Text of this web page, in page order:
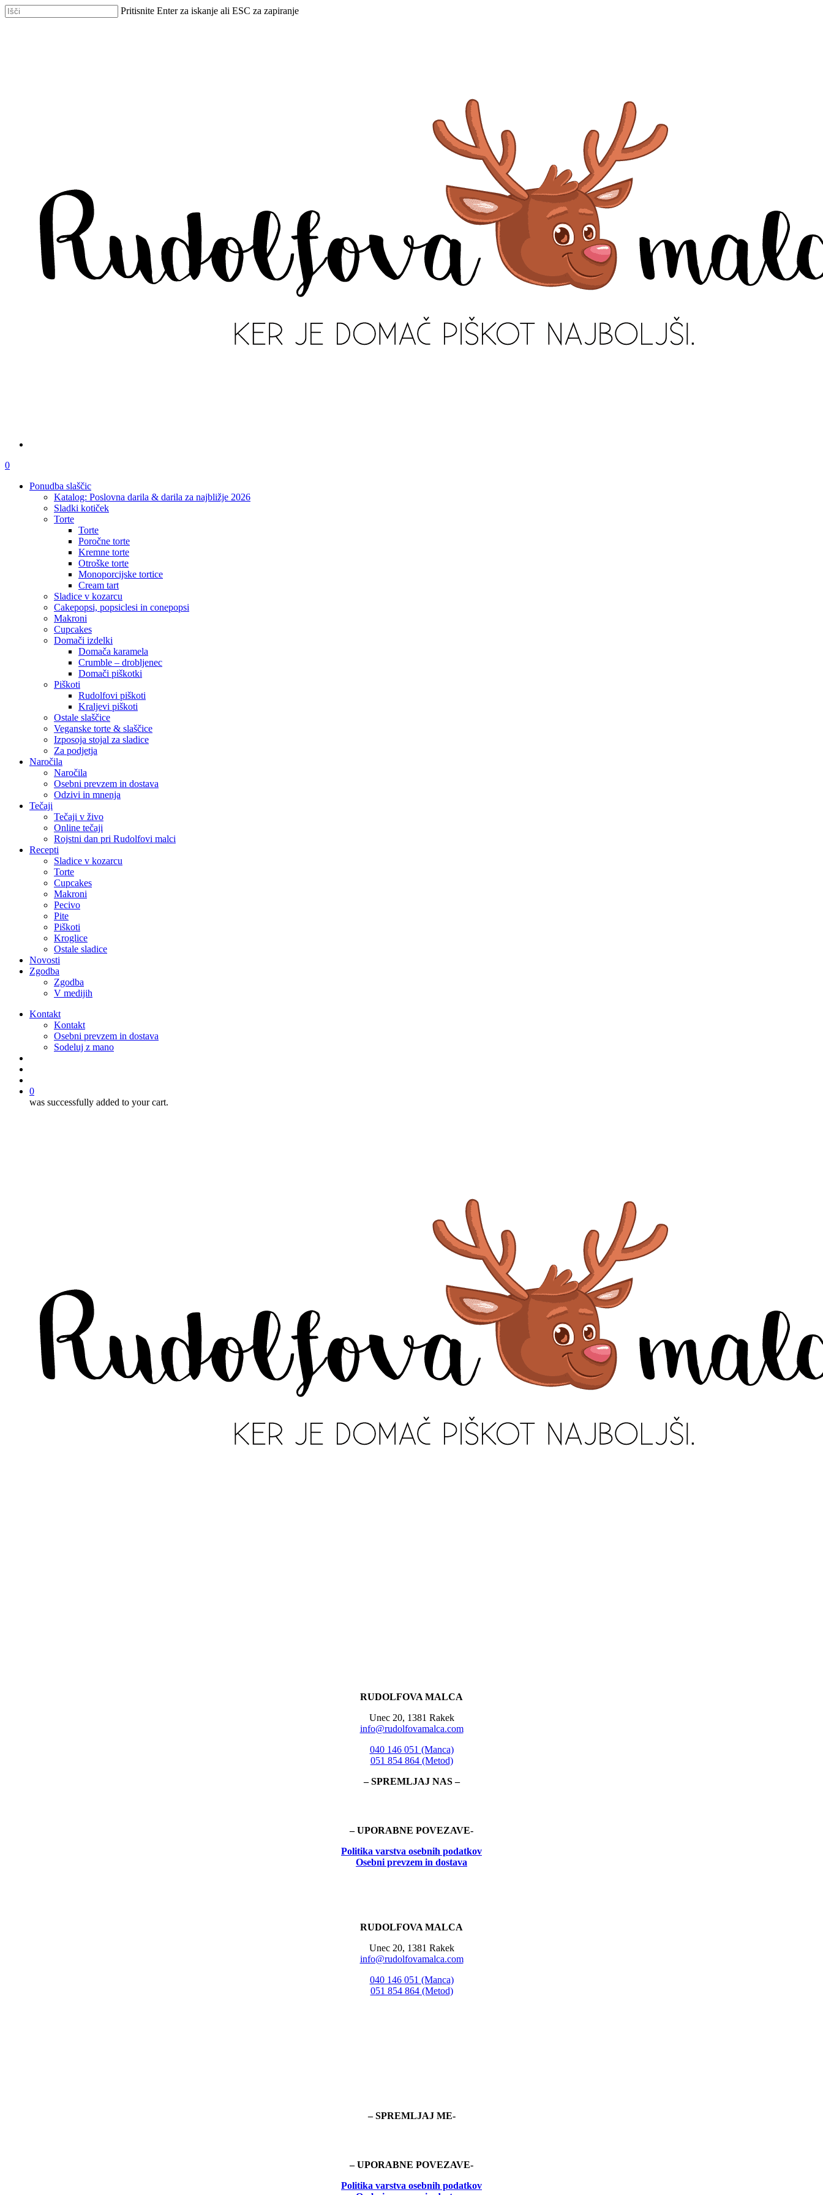
Skip
to
Pritisnite Enter za iskanje ali ESC za zapiranje
išči
account
0
Ponudba slaščic
Katalog: Poslovna darila & darila za najbližje 2026
Sladki kotiček
Torte
Torte
Poročne torte
Kremne torte
Otroške torte
Monoporcijske tortice
Cream tart
Sladice v kozarcu
Cakepopsi, popsiclesi in conepopsi
Makroni
Cupcakes
Domači izdelki
Domača karamela
Crumble – drobljenec
Domači piškotki
Piškoti
Rudolfovi piškoti
Kraljevi piškoti
Ostale slaščice
Veganske torte & slaščice
Izposoja stojal za sladice
Za podjetja
Naročila
Naročila
Osebni prevzem in dostava
Odzivi in mnenja
Tečaji
Tečaji v živo
Online tečaji
Rojstni dan pri Rudolfovi malci
Recepti
Sladice v kozarcu
Torte
Cupcakes
Makroni
Pecivo
Pite
Piškoti
Kroglice
Ostale sladice
Novosti
Zgodba
Zgodba
V medijih
Kontakt
Kontakt
Osebni prevzem in dostava
Sodeluj z mano
0
was successfully added to your cart.
RUDOLFOVA MALCA
Unec 20, 1381 Rakek
info@rudolfovamalca.com
040 146 051 (Manca)
051 854 864 (Metod)
– SPREMLJAJ NAS –
– UPORABNE POVEZAVE-
Politika varstva osebnih podatkov
Osebni prevzem in dostava
RUDOLFOVA MALCA
Unec 20, 1381 Rakek
info@rudolfovamalca.com
040 146 051 (Manca)
051 854 864 (Metod)
– SPREMLJAJ ME-
– UPORABNE POVEZAVE-
Politika varstva osebnih podatkov